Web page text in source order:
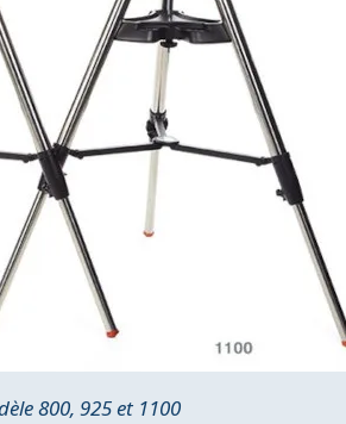
800, 925 et 1100